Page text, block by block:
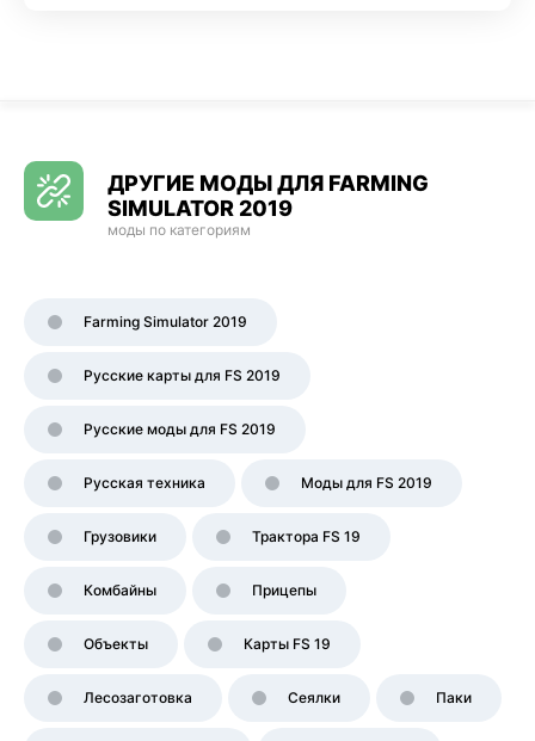
ДРУГИЕ МОДЫ ДЛЯ FARMING
SIMULATOR 2019
моды по категориям
Farming Simulator 2019
Русские карты для FS 2019
Русские моды для FS 2019
Русская техника Моды для FS 2019
Грузовики Трактора FS 19
Комбайны Прицепы
Объекты Карты FS 19
Лесозаготовка Сеялки Паки